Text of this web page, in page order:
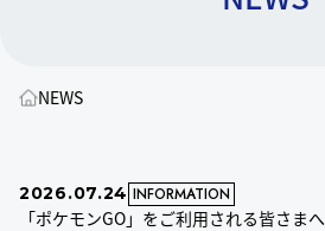
NEWS
2026.07.24 INFORMATION
「ポケモンGO」をご利用される皆さま